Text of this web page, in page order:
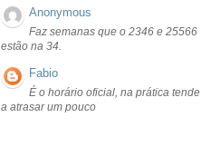
Anonymous
Faz semanas que o 2346 e 25566
estão na 34.
Fabio
É o horário oficial, na prática tende
a atrasar um pouco